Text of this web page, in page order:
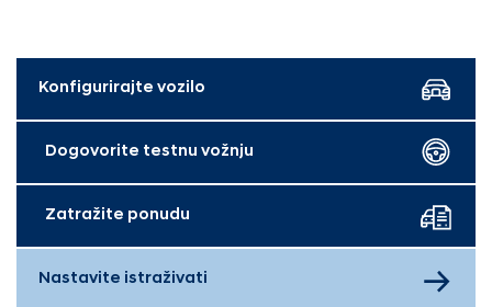
Konfigurirajte vozilo
Dogovorite testnu vožnju
Zatražite ponudu
Nastavite istraživati